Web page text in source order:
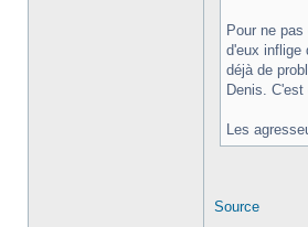
Pour ne
d'eux inflige
déjà de
Denis.
Les
Source